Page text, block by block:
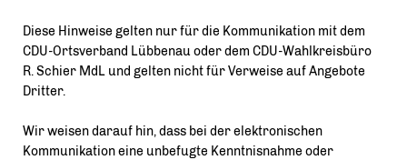
Diese Hinweise gelten nur für die Kommunikation mit dem
CDU-Ortsverband Lübbenau oder dem CDU-Wahlkreisbüro
R. Schier MdL und gelten nicht für Verweise auf Angebote
Dritter.
Wir weisen darauf hin, dass bei der elektronischen
Kommunikation eine unbefugte Kenntnisnahme oder